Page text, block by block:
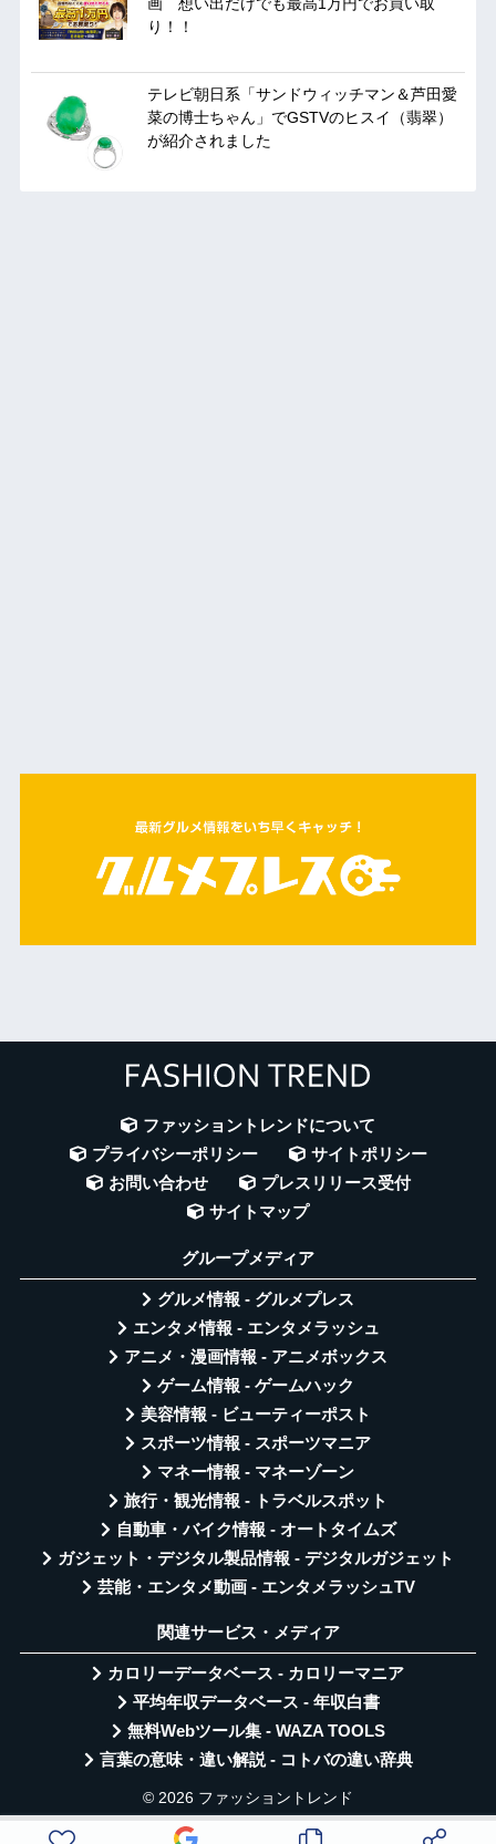
り！！
テレビ朝日系「サンドウィッチマン＆芦田愛
菜の博士ちゃん」でGSTVのヒスイ（翡翠）
が紹介されました
ファッショントレンドについて
プライバシーポリシー
サイトポリシー
お問い合わせ
プレスリリース受付
サイトマップ
グループメディア
グルメ情報 - グルメプレス
エンタメ情報 - エンタメラッシュ
アニメ・漫画情報 - アニメボックス
ゲーム情報 - ゲームハック
美容情報 - ビューティーポスト
スポーツ情報 - スポーツマニア
マネー情報 - マネーゾーン
旅行・観光情報 - トラベルスポット
自動車・バイク情報 - オートタイムズ
ガジェット・デジタル製品情報 - デジタルガジェット
芸能・エンタメ動画 - エンタメラッシュTV
関連サービス・メディア
カロリーデータベース - カロリーマニア
平均年収データベース - 年収白書
無料Webツール集 - WAZA TOOLS
言葉の意味・違い解説 - コトバの違い辞典
© 2026 ファッショントレンド